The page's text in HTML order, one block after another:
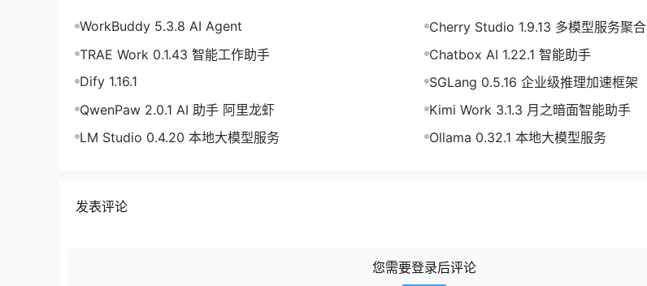
WorkBuddy 5.3.8 AI Agent
Cherry Studio 1.9.13 多模型服务聚合
TRAE Work 0.1.43 智能工作助手
Chatbox AI 1.22.1 智能助手
Dify 1.16.1
SGLang 0.5.16 企业级推理加速框架
QwenPaw 2.0.1 AI 助手 阿里龙虾
Kimi Work 3.1.3 月之暗面智能助手
LM Studio 0.4.20 本地大模型服务
Ollama 0.32.1 本地大模型服务
发表评论
您需要登录后评论